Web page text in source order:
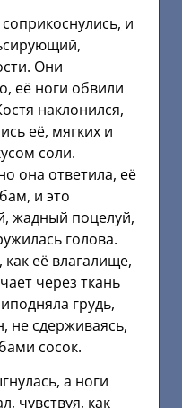
и
Они
её ноги обвили
наклонился,
её, мягких и
соли.
она ответила, её
и это
жадный поцелуй,
голова.
как её влагалище,
через ткань
грудь,
не сдерживаясь,
сосок.
а ноги
чувствуя, как